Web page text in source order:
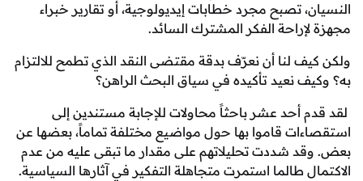
النسيان، تصبح مجرد خطابات إيديولوجية، أو تقارير خبراء
مجهزة لإراحة الفكر المشترك السائد.
ولكن كيف لنا أن نعرّف بدقة مقتضى النقد الذي تطمح للالتزام
به؟ وكيف نعيد تأكيده في سياق البحث الراهن؟
لقد قدم أحد عشر باحثاً محاولات للإجابة مستندين إلى
استقصاءات قاموا بها حول مواضيع مختلفة تماماً، بعضها عن
بعض. وقد شددت تحليلاتهم على مقدار ما تبقى عليه من عدم
الاكتمال طالما استمرت متجاهلة التفكير في آثارها السياسية.